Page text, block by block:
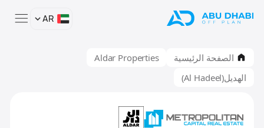
AR
الصفحة الرئيسية
Aldar Properties
الهديل(Al Hadeel)